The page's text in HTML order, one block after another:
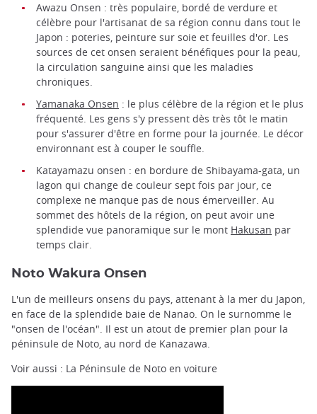
Awazu Onsen : très populaire, bordé de verdure et
célèbre pour l'artisanat de sa région connu dans tout le
Japon : poteries, peinture sur soie et feuilles d'or. Les
sources de cet onsen seraient bénéfiques pour la peau,
la circulation sanguine ainsi que les maladies
chroniques.
Yamanaka Onsen : le plus célèbre de la région et le plus
fréquenté. Les gens s'y pressent dès très tôt le matin
pour s'assurer d'être en forme pour la journée. Le décor
environnant est à couper le souffle.
Katayamazu onsen : en bordure de Shibayama-gata, un
lagon qui change de couleur sept fois par jour, ce
complexe ne manque pas de nous émerveiller. Au
sommet des hôtels de la région, on peut avoir une
splendide vue panoramique sur le mont Hakusan par
temps clair.
Noto Wakura Onsen
L'un de meilleurs onsens du pays, attenant à la mer du Japon,
en face de la splendide baie de Nanao. On le surnomme le
"onsen de l'océan". Il est un atout de premier plan pour la
péninsule de Noto, au nord de Kanazawa.
Voir aussi : La Péninsule de Noto en voiture